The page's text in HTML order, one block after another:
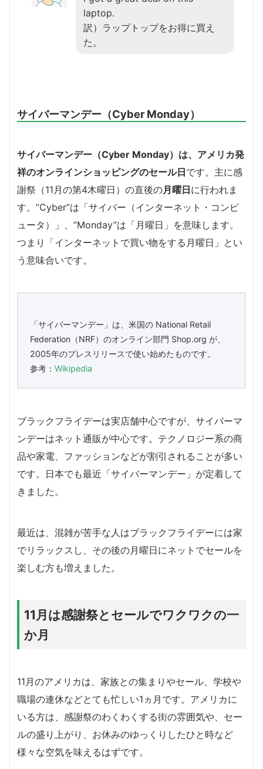
laptop.
訳）ラップトップをお得に買え
た。
サイバーマンデー（Cyber Monday）
サイバーマンデー（Cyber Monday）は、アメリカ発
祥のオンラインショッピングのセール日です。主に感
謝祭（11月の第4木曜日）の直後の月曜日に行われま
す。”Cyber”は「サイバー（インターネット・コンピ
ュータ）」、”Monday”は「月曜日」を意味します。
つまり「インターネットで買い物をする月曜日」とい
う意味合いです。
「サイバーマンデー」は、米国の National Retail
Federation（NRF）のオンライン部門 Shop.org が、
2005年のプレスリリースで使い始めたものです。
参考： Wikipedia
ブラックフライデーは実店舗中心ですが、サイバーマ
ンデーはネット通販が中心です。テクノロジー系の商
品や家電、ファッションなどが割引されることが多い
です。日本でも最近「サイバーマンデー」が定着して
きました。
最近は、混雑が苦手な人はブラックフライデーには家
でリラックスし、その後の月曜日にネットでセールを
楽しむ方も増えました。
11月は感謝祭とセールでワクワクの一
か月
11月のアメリカは、家族との集まりやセール、学校や
職場の連休などとても忙しい1ヵ月です。アメリカに
いる方は、感謝祭のわくわくする街の雰囲気や、セー
ルの盛り上がり、お休みのゆっくりしたひと時など
様々な空気を味えるはずです。